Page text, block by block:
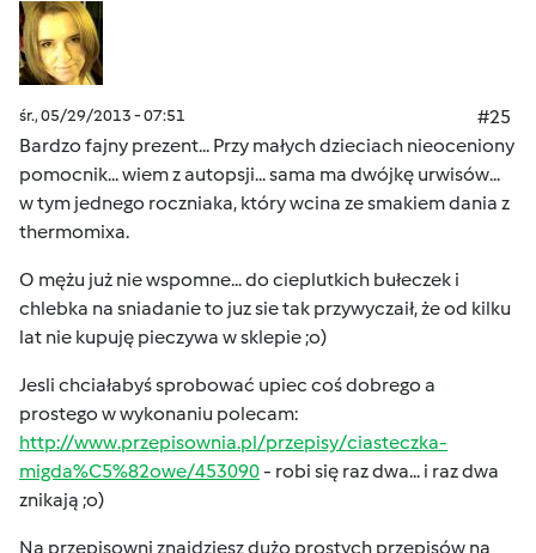
śr., 05/29/2013 - 07:51
#25
Bardzo fajny prezent... Przy małych dzieciach nieoceniony
pomocnik... wiem z autopsji... sama ma dwójkę urwisów...
w tym jednego roczniaka, który wcina ze smakiem dania z
thermomixa.
O mężu już nie wspomne... do cieplutkich bułeczek i
chlebka na sniadanie to juz sie tak przywyczaił, że od kilku
lat nie kupuję pieczywa w sklepie ;o)
Jesli chciałabyś sprobować upiec coś dobrego a
prostego w wykonaniu polecam:
http://www.przepisownia.pl/przepisy/ciasteczka-
migda%C5%82owe/453090- robi się raz dwa... i raz dwa
znikają ;o)
Na przepisowni znajdziesz dużo prostych przepisów na